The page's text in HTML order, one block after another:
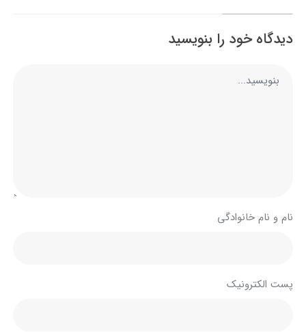
دیدگاه خود را بنویسید
نام و نام خانوادگی
پست الکترونیک